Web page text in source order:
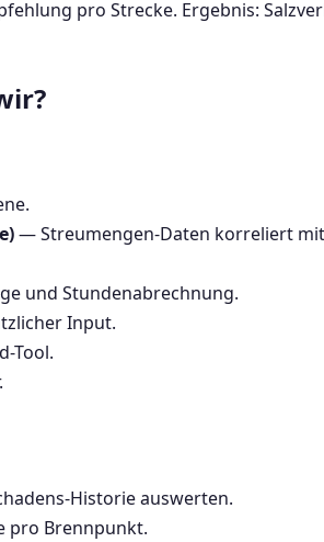
pro Strecke. Ergebnis:
— Streumengen-Daten korreliert mit
und Stundenabrechnung.
Input.
Tool.
Historie auswerten.
pro Brennpunkt.